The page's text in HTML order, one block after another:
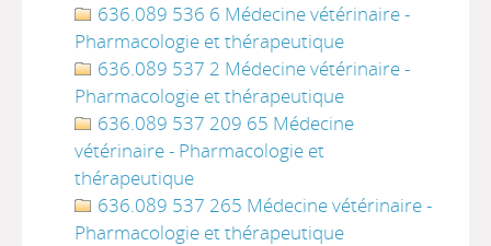
636.089 536 6 Médecine vétérinaire -
Pharmacologie et thérapeutique
636.089 537 2 Médecine vétérinaire -
Pharmacologie et thérapeutique
636.089 537 209 65 Médecine
vétérinaire - Pharmacologie et
thérapeutique
636.089 537 265 Médecine vétérinaire -
Pharmacologie et thérapeutique